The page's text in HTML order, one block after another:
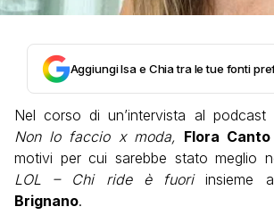
Aggiungi Isa e Chia tra le tue fonti
Nel corso di un’intervista al podcast
Non lo faccio x moda, Flora Canto
motivi per cui sarebbe stato meglio
LOL – Chi ride è fuoriinsieme
Brignano.